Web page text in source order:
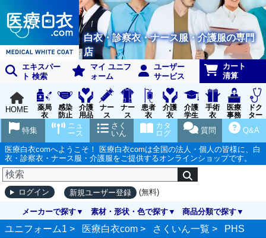
白衣・診察衣・ナース服・介護服の専門
店
エキスパー
ト 検索
マイ ユニフ
ォーム
ユーザー
サービス
カート
清算
HOME
薬局
衣
感染
防止
用品
介護
用品
ナー
ス
グッ
ズ
ナー
ス
ウェ
ア
患者
衣
介護
衣
介護
学生
実習
衣
手術
衣
医療
事務
受付
ドク
ター
ア
Q&A
質問
カタ
ログ
さく
いん
ニュ
ース
特集
医療白衣comへようこそ！ 医療白衣comは全国の法人・個人の皆様に、白
衣・診察衣・ナース服・介護服をご提供するオンラインショップです。
ログイン 新規ユーザー登録 (無料)
メーカーで探す 素材・形状・色で探す 商品分類で探す
ユニフォーム1 > 医療白衣com > さくいん一覧 > PHS